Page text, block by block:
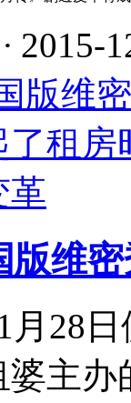
· 2015-
版维
月28
主办